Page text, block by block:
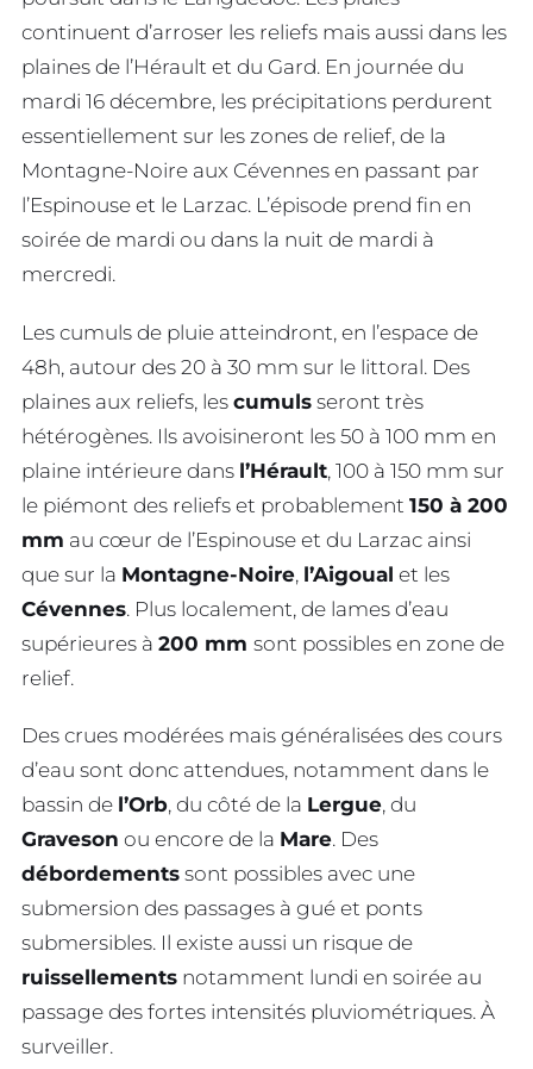
continuent d’arroser les reliefs mais aussi dans les
plaines de l’Hérault et du Gard. En journée du
mardi 16 décembre, les précipitations perdurent
essentiellement sur les zones de relief, de la
Montagne-Noire aux Cévennes en passant par
l’Espinouse et le Larzac. L’épisode prend fin en
soirée de mardi ou dans la nuit de mardi à
mercredi.
Les cumuls de pluie atteindront, en l’espace de
48h, autour des 20 à 30 mm sur le littoral. Des
plaines aux reliefs, les cumuls seront très
hétérogènes. Ils avoisineront les 50 à 100 mm en
plaine intérieure dans l’Hérault, 100 à 150 mm sur
le piémont des reliefs et probablement 150 à 200
mm au cœur de l’Espinouse et du Larzac ainsi
que sur la Montagne-Noire, l’Aigoual et les
Cévennes. Plus localement, de lames d’eau
supérieures à 200 mm sont possibles en zone de
relief.
Des crues modérées mais généralisées des cours
d’eau sont donc attendues, notamment dans le
bassin de l’Orb, du côté de la Lergue, du
Graveson ou encore de la Mare. Des
débordements sont possibles avec une
submersion des passages à gué et ponts
submersibles. Il existe aussi un risque de
ruissellements notamment lundi en soirée au
passage des fortes intensités pluviométriques. À
surveiller.